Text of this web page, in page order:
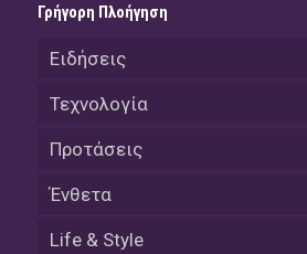
Γρήγορη Πλοήγηση
Ειδήσεις
Τεχνολογία
Προτάσεις
Ένθετα
Life & Style